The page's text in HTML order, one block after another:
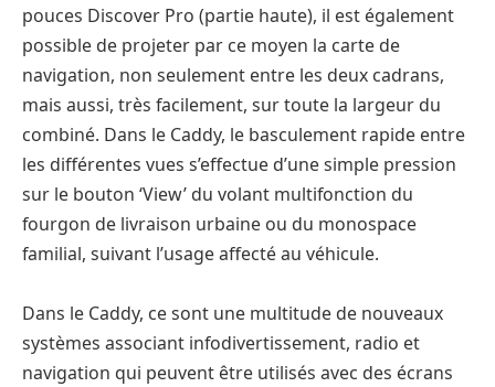
pouces Discover Pro (partie haute), il est également
possible de projeter par ce moyen la carte de
navigation, non seulement entre les deux cadrans,
mais aussi, très facilement, sur toute la largeur du
combiné. Dans le Caddy, le basculement rapide entre
les différentes vues s’effectue d’une simple pression
sur le bouton ‘View’ du volant multifonction du
fourgon de livraison urbaine ou du monospace
familial, suivant l’usage affecté au véhicule.
Dans le Caddy, ce sont une multitude de nouveaux
systèmes associant infodivertissement, radio et
navigation qui peuvent être utilisés avec des écrans